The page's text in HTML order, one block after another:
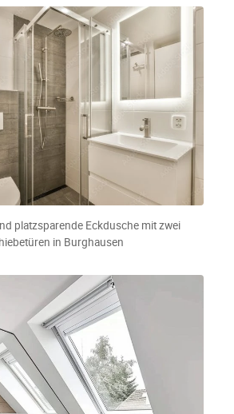
platzsparende Eckdusche mit zwei
in Burghausen